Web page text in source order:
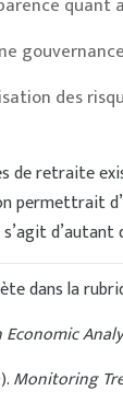
des
de retraite
permettrait
dans la
Economic
Monitoring